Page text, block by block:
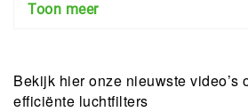
Toon meer
Bekijk hier onze nieuwste video’s
efficiënte luchtfilters